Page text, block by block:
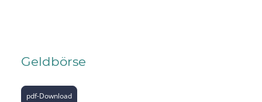
Geldbörse
pdf-Download